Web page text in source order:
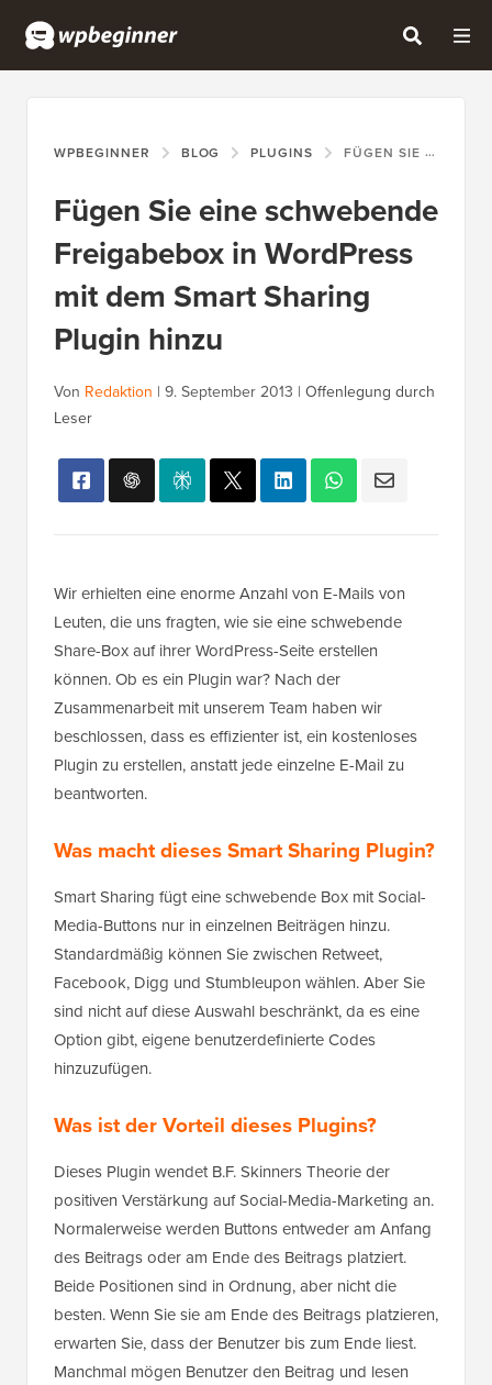
WPBEGINNER BLOG PLUGINS FÜGEN SIE EINE SCHWEBENDE FREIGABEBOX IN WORDPRESS MIT DEM SMART SHARING PLUGIN HINZU
Fügen Sie eine schwebende
Freigabebox in WordPress
mit dem Smart Sharing
Plugin hinzu
Von Redaktion | 9. September 2013 | Offenlegung durch
Leser
Wir erhielten eine enorme Anzahl von E-Mails von
Leuten, die uns fragten, wie sie eine schwebende
Share-Box auf ihrer WordPress-Seite erstellen
können. Ob es ein Plugin war? Nach der
Zusammenarbeit mit unserem Team haben wir
beschlossen, dass es effizienter ist, ein kostenloses
Plugin zu erstellen, anstatt jede einzelne E-Mail zu
beantworten.
Was macht dieses Smart Sharing Plugin?
Smart Sharing fügt eine schwebende Box mit Social-
Media-Buttons nur in einzelnen Beiträgen hinzu.
Standardmäßig können Sie zwischen Retweet,
Facebook, Digg und Stumbleupon wählen. Aber Sie
sind nicht auf diese Auswahl beschränkt, da es eine
Option gibt, eigene benutzerdefinierte Codes
hinzuzufügen.
Was ist der Vorteil dieses Plugins?
Dieses Plugin wendet B.F. Skinners Theorie der
positiven Verstärkung auf Social-Media-Marketing an.
Normalerweise werden Buttons entweder am Anfang
des Beitrags oder am Ende des Beitrags platziert.
Beide Positionen sind in Ordnung, aber nicht die
besten. Wenn Sie sie am Ende des Beitrags platzieren,
erwarten Sie, dass der Benutzer bis zum Ende liest.
Manchmal mögen Benutzer den Beitrag und lesen